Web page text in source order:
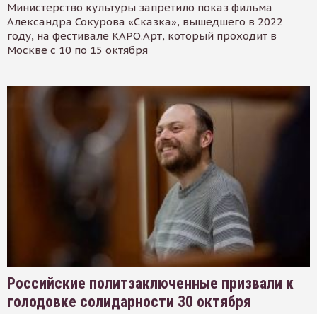
Министерство культуры запретило показ фильма
Александра Сокурова «Сказка», вышедшего в 2022
году, на фестивале КАРО.Арт, который проходит в
Москве с 10 по 15 октября
Российские политзаключенные призвали к
голодовке солидарности 30 октября